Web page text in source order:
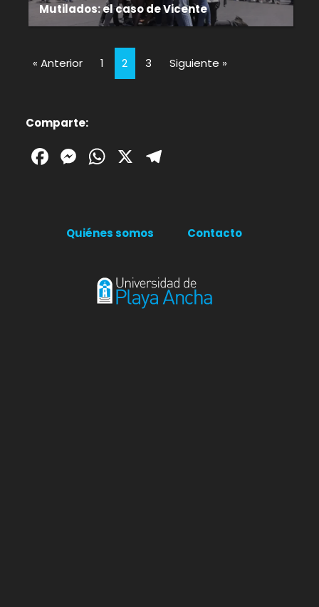
Mutilados: el caso de Vicente
« Anterior 1 2 3 Siguiente »
Comparte:
Facebook
Messenger
WhatsApp
X
Quiénes somos Contacto